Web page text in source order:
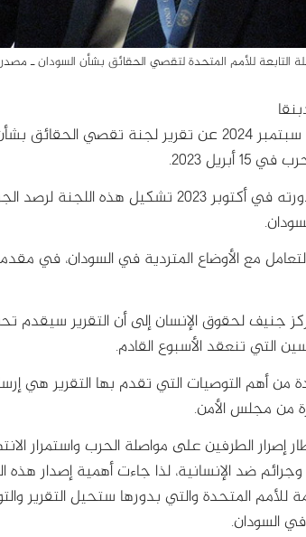
للأمم المتحدة لتقصي الحقائق بشأن السودان ـ مصدر
كشف النقاب في جنيف أمس الخميس 5 سبتمبر 2024 عن تقرير
2023.
وكان مجلس حقوق الإنسان قد أقر في دورته في أكتوبر 2023
مع الأوضاع المتردية في السودان، في
جنيف لحقوق الإنسان إلى أن التقرير سيقدم
التي تنعقد الأسبوع القادم.
من أهم التوصيات التي تقدم بها التقرير هي
من مجلس الأمن.
إصرار الطرفين على مواصلة الحرب واستمرار
ضد الإنسانية، لذا جاءت أهمية إصدار
للأمم المتحدة والتي بدورها ستحيل التقرير
السودان.